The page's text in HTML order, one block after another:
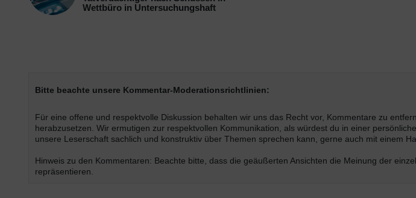
Wettbüro in Untersuchungshaft
Bitte beachte unsere Kommentar-Moderationsrichtlinien:
Für eine offene und respektvolle Diskussion behalten wir uns das Recht vor, Kommentare zu
herabzusetzen. Wir ermutigen zur respektvollen Kommunikation, als würdest du in einer
unsere Leserschaft sachlich und konstruktiv über Themen sprechen kann, gerne auch mit einem
Hinweis zu den Kommentaren: Beachte bitte, dass die geäußerten Ansichten die Meinung der
repräsentieren.